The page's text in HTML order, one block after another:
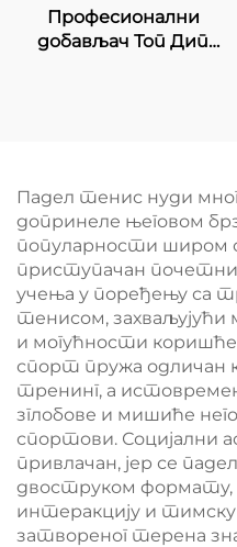
Професионални
добављач Топ Дип
Корт Кров 006
Падел тенис нуди
допринеле његовом
популарности широм
приступачан
учења у поређењу са
тенисом,
и могућности
спорт пружа одличан
тренинг, а
зглобове и мишиће
спортови. Социјални
привлачан, јер се
двоструком
интеракцију и тимску
затвореног терена